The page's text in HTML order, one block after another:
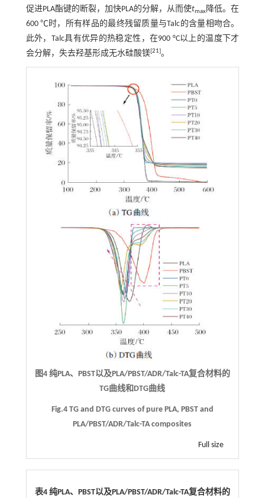
促进PLA酯键的断裂，加快PLA的分解，从而使tmax降低。在
600 ℃时，所有样品的最终残留质量与Talc的含量相吻合。
此外，Talc具有优异的热稳定性，在900 °C以上的温度下才
会分解，失去羟基形成无水硅酸镁[21]。
图4 纯PLA、PBST以及PLA/PBST/ADR/Talc-TA复合材料的
TG曲线和DTG曲线
Fig.4 TG and DTG curves of pure PLA, PBST and
PLA/PBST/ADR/Talc-TA composites
Full size
表4 纯PLA、PBST以及PLA/PBST/ADR/Talc-TA复合材料的